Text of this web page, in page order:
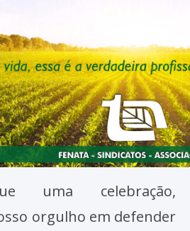
uma celebração,
orgulho em defender